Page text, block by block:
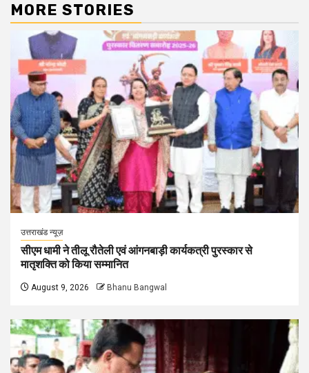
MORE STORIES
उत्तराखंड न्यूज़
सीएम धामी ने तीलू रौतेली एवं आंगनबाड़ी कार्यकत्री पुरस्कार से
मातृशक्ति को किया सम्मानित
August 9, 2026 Bhanu Bangwal